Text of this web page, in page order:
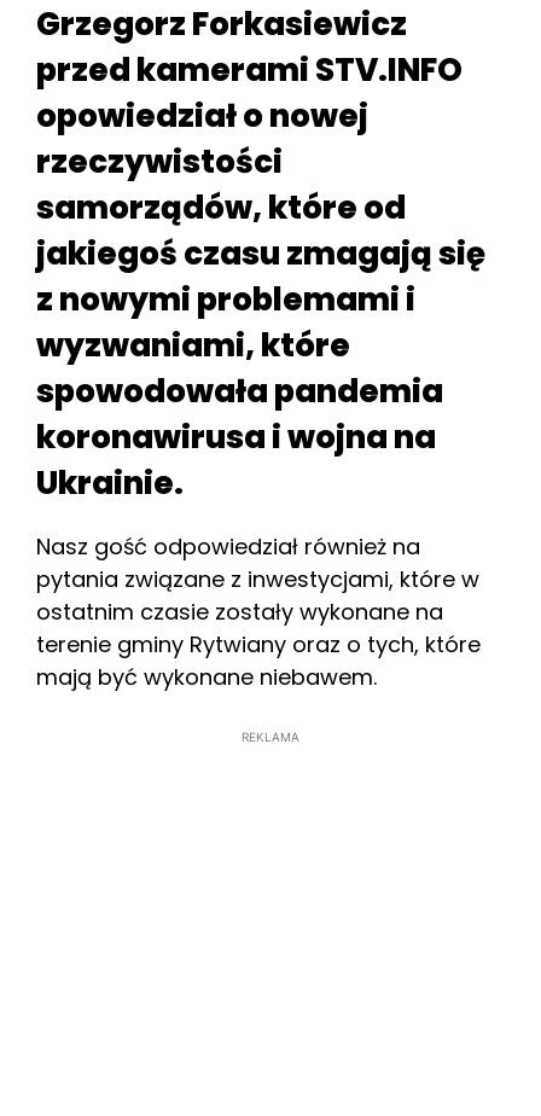
Grzegorz Forkasiewicz
przed kamerami STV.INFO
opowiedział o nowej
rzeczywistości
samorządów, które od
jakiegoś czasu zmagają się
z nowymi problemami i
wyzwaniami, które
spowodowała pandemia
koronawirusa i wojna na
Ukrainie.
Nasz gość odpowiedział również na
pytania związane z inwestycjami, które w
ostatnim czasie zostały wykonane na
terenie gminy Rytwiany oraz o tych, które
mają być wykonane niebawem.
REKLAMA